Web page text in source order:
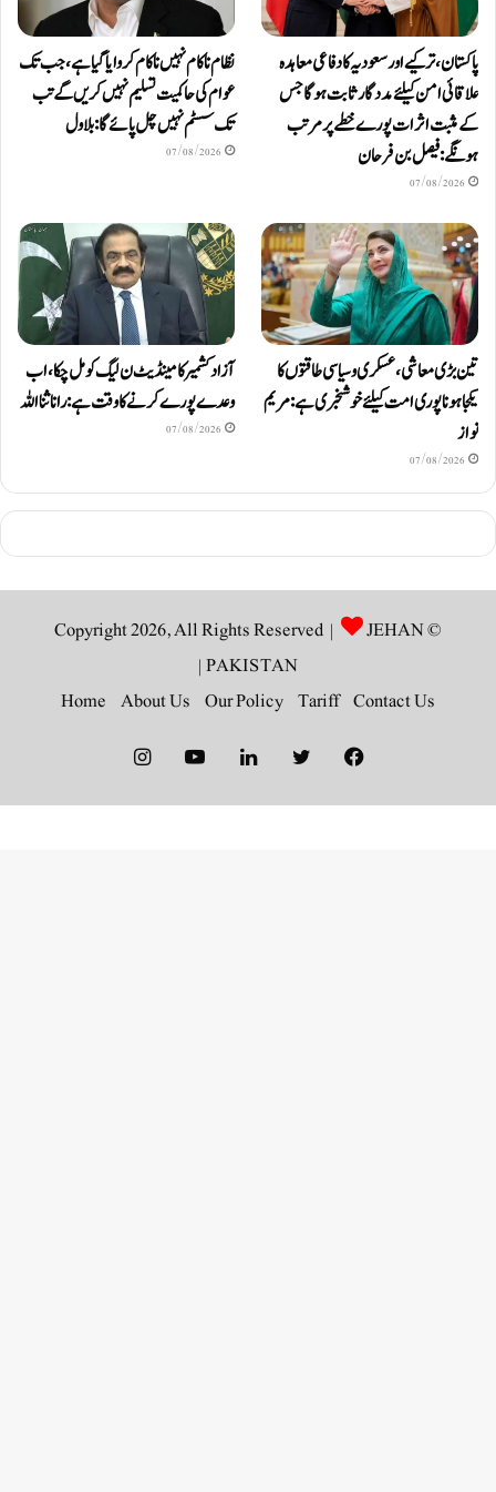
پاکستان، ترکیے اور سعودیہ کا دفاعی معاہدہ
علاقائی امن کیلئے مددگار ثابت ہوگا جس
کے مثبت اثرات پورے خطے پر مرتب
ہونگے: فیصل بن فرحان
07/08/2026
نظام ناکام نہیں ناکام کروایاگیا ہے، جب تک
عوام کی حاکمیت تسلیم نہیں کریں گے تب
تک سسٹم نہیں چل پائےگا: بلاول
07/08/2026
تین بڑی معاشی، عسکری و سیاسی طاقتوں کا
یکجا ہونا پوری امت کیلئے خوشخبری ہے: مریم
نواز
07/08/2026
آزاد کشمیر کا مینڈیٹ ن لیگ کو مل چکا، اب
وعدے پورے کرنے کا وقت ہے: رانا ثنا اللہ
07/08/2026
© Copyright 2026, All Rights Reserved |
JEHAN
PAKISTAN
|
Contact Us
Tariff
Our Policy
About Us
Home
Facebook
Twitter
LinkedIn
YouTube
Instagram